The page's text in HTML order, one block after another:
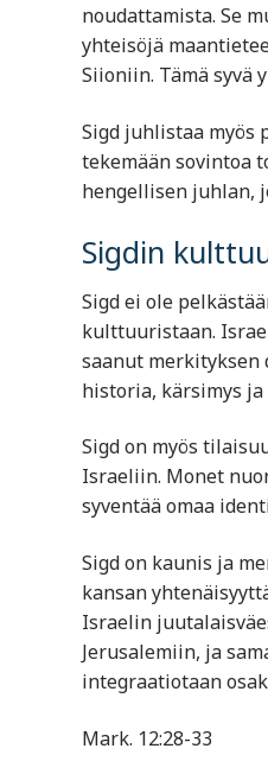
noudattamista. Se
yhteisöjä
Siioniin. Tämä syvä
Sigd juhlistaa myös
tekemään sovintoa
hengellisen juhlan,
Sigdin
Sigd ei ole
kulttuuristaan.
saanut merkityksen
historia, kärsimys
Sigd on myös
Israeliin. Monet
syventää omaa
Sigd on kaunis ja
kansan
Israelin
Jerusalemiin, ja
integraatiotaan
Mark. 12:28-33